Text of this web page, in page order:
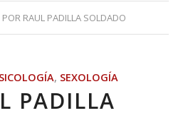
POR RAUL PADILLA SOLDADO
, SEXOLOGÍA
PADILLA